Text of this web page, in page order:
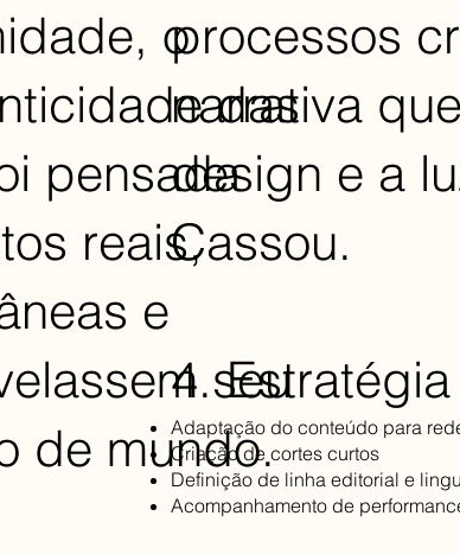
o
das
pensada
reais,
e
seu
de mundo.
processos
narrativa
design e a
Cassou.
4.
Adaptação do conteúdo para
Criação de cortes curtos
Definição de linha editorial e
Acompanhamento de